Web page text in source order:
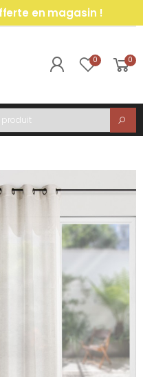
en magasin !
0 0